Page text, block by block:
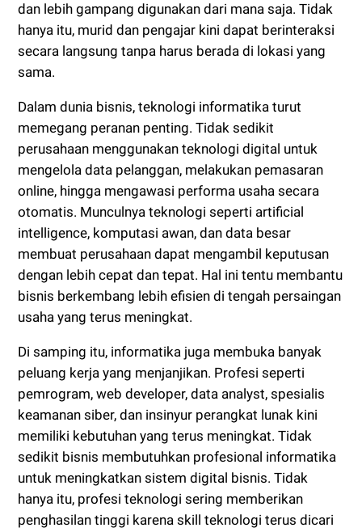
dan lebih gampang digunakan dari mana saja. Tidak
hanya itu, murid dan pengajar kini dapat berinteraksi
secara langsung tanpa harus berada di lokasi yang
sama.
Dalam dunia bisnis, teknologi informatika turut
memegang peranan penting. Tidak sedikit
perusahaan menggunakan teknologi digital untuk
mengelola data pelanggan, melakukan pemasaran
online, hingga mengawasi performa usaha secara
otomatis. Munculnya teknologi seperti artificial
intelligence, komputasi awan, dan data besar
membuat perusahaan dapat mengambil keputusan
dengan lebih cepat dan tepat. Hal ini tentu membantu
bisnis berkembang lebih efisien di tengah persaingan
usaha yang terus meningkat.
Di samping itu, informatika juga membuka banyak
peluang kerja yang menjanjikan. Profesi seperti
pemrogram, web developer, data analyst, spesialis
keamanan siber, dan insinyur perangkat lunak kini
memiliki kebutuhan yang terus meningkat. Tidak
sedikit bisnis membutuhkan profesional informatika
untuk meningkatkan sistem digital bisnis. Tidak
hanya itu, profesi teknologi sering memberikan
penghasilan tinggi karena skill teknologi terus dicari